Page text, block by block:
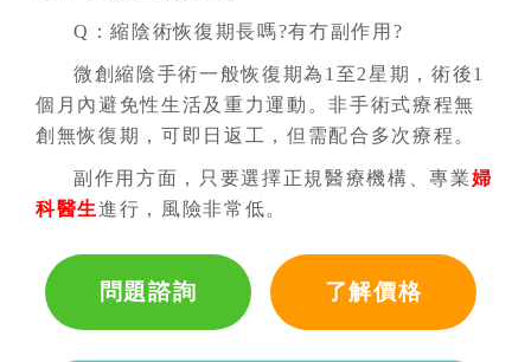
Q：縮陰術恢復期長嗎?有冇副作用?
微創縮陰手術一般恢復期為1至2星期，術後1
個月內避免性生活及重力運動。非手術式療程無
創無恢復期，可即日返工，但需配合多次療程。
副作用方面，只要選擇正規醫療機構、專業婦
科醫生進行，風險非常低。
問題諮詢 了解價格